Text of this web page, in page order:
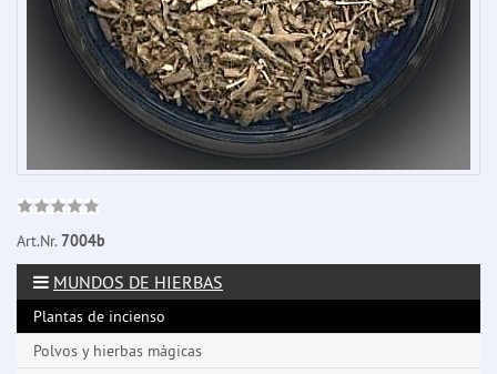
Art.Nr.7004b
MUNDOS DE HIERBAS
Plantas de incienso
Polvos y hierbas mágicas